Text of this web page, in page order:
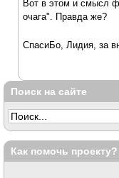
Вот в этом и смысл
очага". Правда же?
СпасиБо, Лидия, за
Поиск на сайте
Как помочь проекту?